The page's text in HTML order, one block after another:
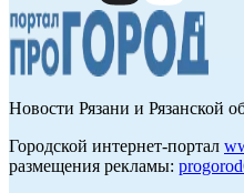
Новости Рязани и Рязанской
Городской интернет-портал
размещения рекламы: